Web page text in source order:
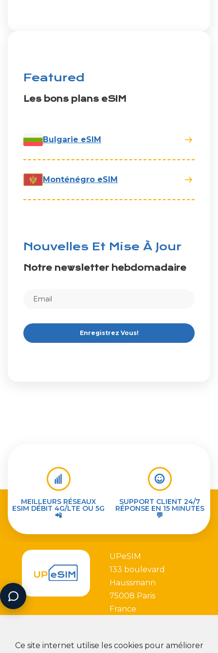
Featured
Les bons plans eSIM
Bulgarie eSIM
Monténégro eSIM
Nouvelles Et Mise À Jour
Notre newsletter hebdomadaire
Enregistrez Vous!
Ce site internet utilise les cookies pour améliorer
MEILLEURS RÉSEAUX
ESIM DÉBIT 4G/LTE OU 5G
📲
SUPPORT CLIENT 24/7
RÉPONSE EN 15 MINUTES
💬
UPeSIM
133 boulevard
Haussmann
75008 Paris
France